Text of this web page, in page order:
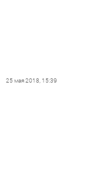
25 мая 2018, 15:39